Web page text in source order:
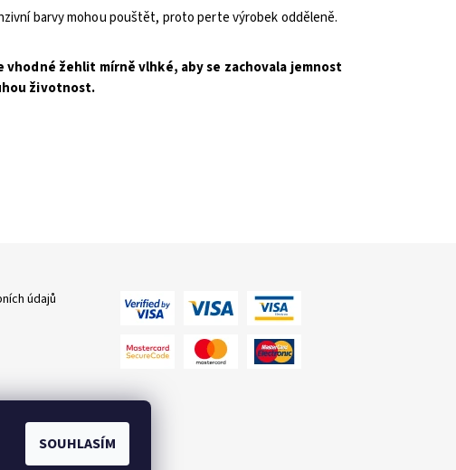
barvy mohou pouštět, proto perte výrobek odděleně.
žehlit mírně vlhké, aby se zachovala jemnost
životnost.
údajů
SOUHLASÍM